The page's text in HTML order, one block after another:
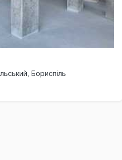
Бориспіль